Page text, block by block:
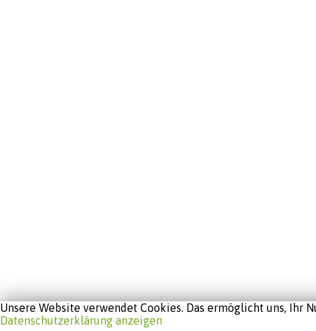
Unsere Website verwendet Cookies. Das ermöglicht uns,
Datenschutzerklärung anzeigen